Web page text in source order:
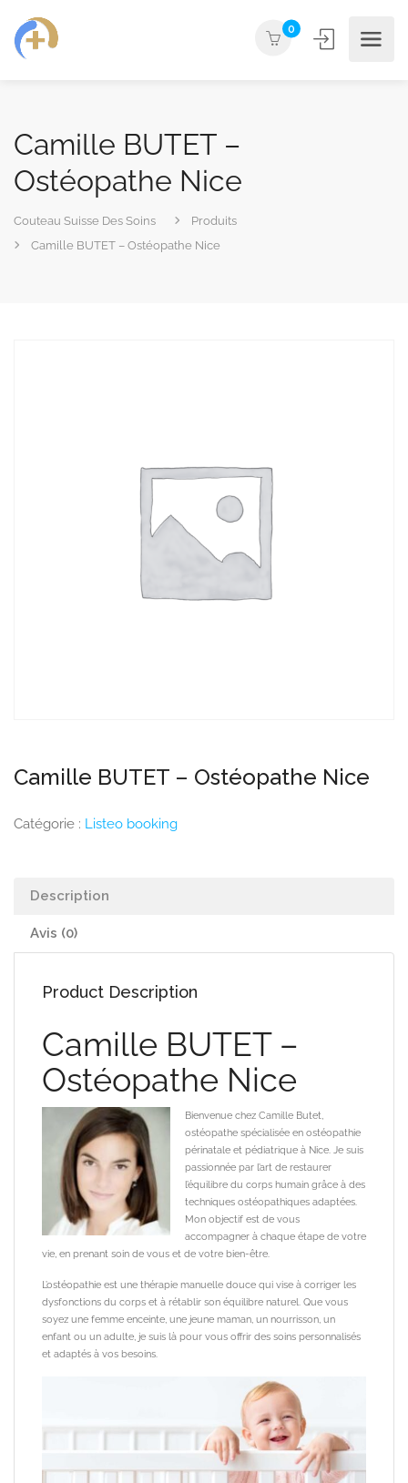
0
Camille BUTET –
Ostéopathe Nice
Couteau Suisse Des Soins
Produits
Camille BUTET – Ostéopathe Nice
Camille BUTET – Ostéopathe Nice
Catégorie : Listeo booking
Description
Avis (0)
Product Description
Camille BUTET –
Ostéopathe Nice
Bienvenue chez Camille Butet,
ostéopathe spécialisée en ostéopathie
périnatale et pédiatrique à Nice. Je suis
passionnée par l’art de restaurer
l’équilibre du corps humain grâce à des
techniques ostéopathiques adaptées.
Mon objectif est de vous
accompagner à chaque étape de votre
vie, en prenant soin de vous et de votre bien-être.
L’ostéopathie est une thérapie manuelle douce qui vise à corriger les
dysfonctions du corps et à rétablir son équilibre naturel. Que vous
soyez une femme enceinte, une jeune maman, un nourrisson, un
enfant ou un adulte, je suis là pour vous offrir des soins personnalisés
et adaptés à vos besoins.